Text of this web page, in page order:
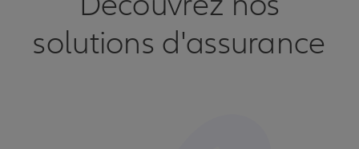
solutions d'assurance